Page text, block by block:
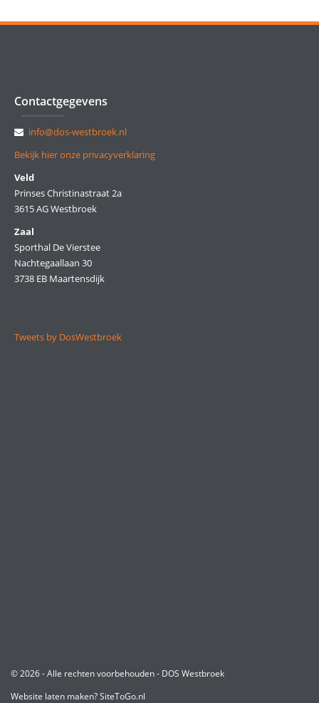
Contactgegevens
info@dos-westbroek.nl
Bekijk hier onze privacyverklaring
Veld
Prinses Christinastraat 2a
3615 AG Westbroek
Zaal
Sporthal De Vierstee
Nachtegaallaan 30
3738 EB Maartensdijk
Tweets by DosWestbroek
© 2026 - Alle rechten voorbehouden - DOS Westbroek
Website laten maken?SiteToGo.nl